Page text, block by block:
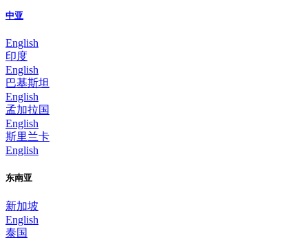
中亚
English
印度
English
巴基斯坦
English
孟加拉国
English
斯里兰卡
English
东南亚
新加坡
English
泰国